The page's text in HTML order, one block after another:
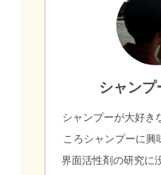
シャンプ
シャンプーが大好き
ころシャンプーに興
界面活性剤の研究に